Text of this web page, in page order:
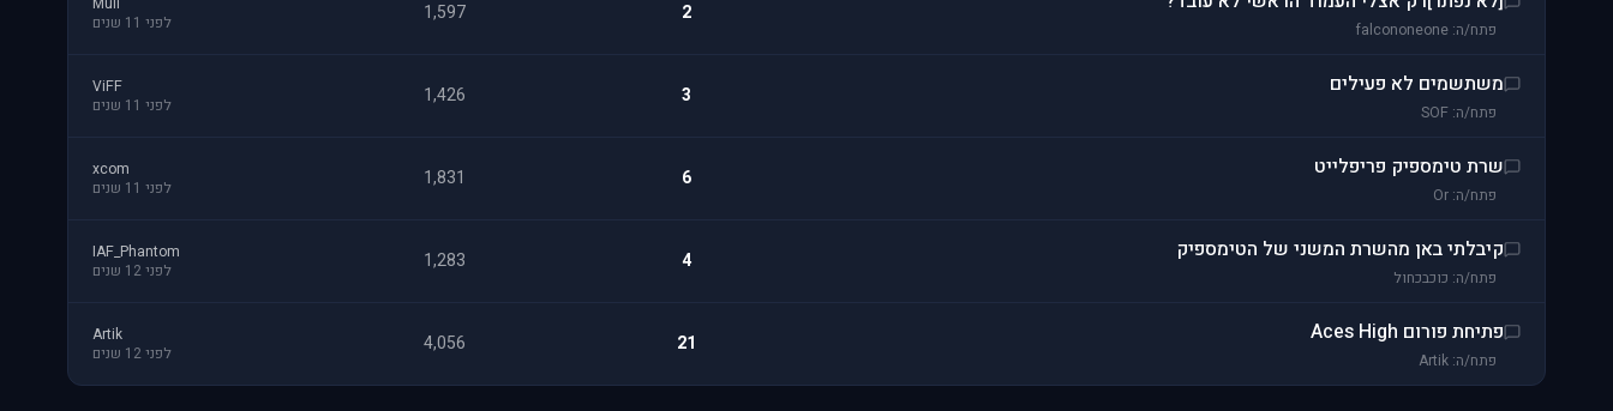
פתח/ה: falcononeone
2
1,597
לפני 11 שנים
משתשמים לא פעילים
פתח/ה: SOF
3
1,426
ViFF
לפני 11 שנים
שרת טימספיק פריפלייט
פתח/ה: Or
6
1,831
xcom
לפני 11 שנים
קיבלתי באן מהשרת המשני של הטימספיק
פתח/ה: כוכבכחול
4
1,283
IAF_Phantom
לפני 12 שנים
פתיחת פורום Aces High
פתח/ה: Artik
21
4,056
Artik
לפני 12 שנים